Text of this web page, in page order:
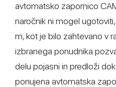
avtomatsko zapornico
naročnik ni mogel
m, kot je bilo zahtevano v
izbranega ponudnika
delu pojasni in predloži
ponujena avtomatska